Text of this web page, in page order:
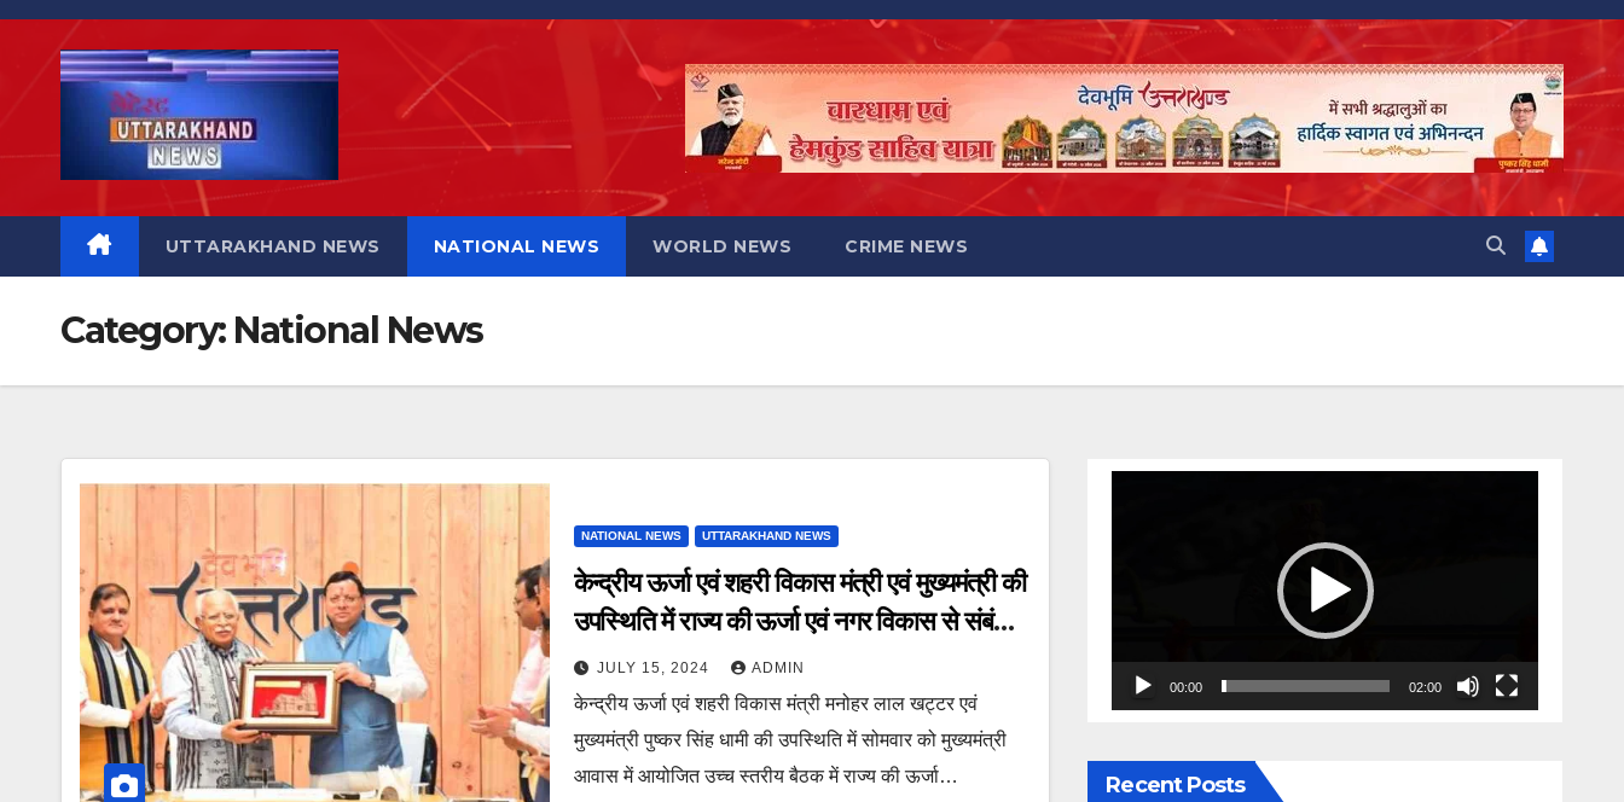
Skip
content
UTTARAKHAND NEWS NATIONAL NEWS WORLD NEWS CRIME NEWS
Category: National News
NATIONAL NEWS UTTARAKHAND NEWS
केन्द्रीय ऊर्जा एवं शहरी विकास मंत्री एवं मुख्यमंत्री की
उपस्थिति में राज्य की ऊर्जा एवं नगर विकास से संबंधित
विभिन्न योजनाओं की समीक्षा की गई
JULY 15, 2024 ADMIN
केन्द्रीय ऊर्जा एवं शहरी विकास मंत्री मनोहर लाल खट्टर एवं
मुख्यमंत्री पुष्कर सिंह धामी की उपस्थिति में सोमवार को मुख्यमंत्री
आवास में आयोजित उच्च स्तरीय बैठक में राज्य की ऊर्जा…
00:00 02:00
Recent Posts